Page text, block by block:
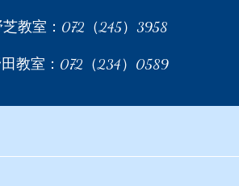
教室：072（245）3958
教室：072（234）0589